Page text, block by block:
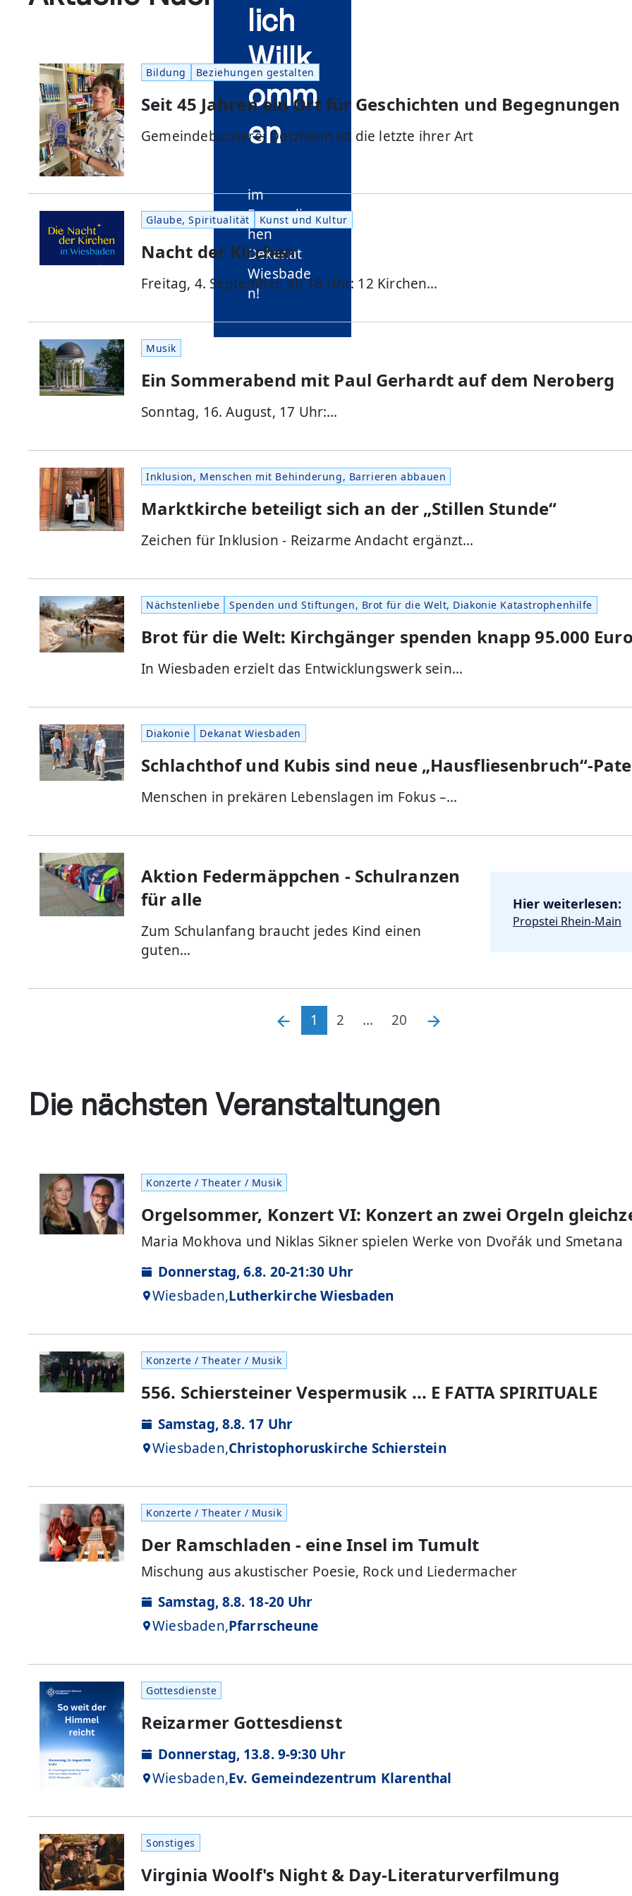
lich
Willk
omm
en
im
Evangelisc
hen
Dekanat
Wiesbade
n!
Bildung Beziehungen gestalten
Seit 45 Jahren ein Ort für Geschichten und Begegnungen
Gemeindebücherei Dotzheim ist die letzte ihrer Art
Glaube, Spiritualität Kunst und Kultur
Nacht der Kirchen
Freitag, 4. September, ab 18 Uhr: 12 Kirchen…
Musik
Ein Sommerabend mit Paul Gerhardt auf dem Neroberg
Sonntag, 16. August, 17 Uhr:…
Inklusion, Menschen mit Behinderung, Barrieren abbauen
Marktkirche beteiligt sich an der „Stillen Stunde“
Zeichen für Inklusion - Reizarme Andacht ergänzt…
Nächstenliebe Spenden und Stiftungen, Brot für die Welt, Diakonie Katastrophenhilfe
Brot für die Welt: Kirchgänger spenden knapp 95.000
In Wiesbaden erzielt das Entwicklungswerk sein…
Diakonie Dekanat Wiesbaden
Schlachthof und Kubis sind neue „Hausfliesenbruch“-
Menschen in prekären Lebenslagen im Fokus –…
Aktion Federmäppchen - Schulranzen
für alle
Zum Schulanfang braucht jedes Kind einen
guten…
Hier weiterlesen:
Propstei Rhein-Main
1 2 ... 20
Die nächsten Veranstaltungen
Konzerte / Theater / Musik
Orgelsommer, Konzert VI: Konzert an zwei Orgeln
Maria Mokhova und Niklas Sikner spielen Werke von Dvořák und Smetana
Donnerstag, 6.8. 20-21:30 Uhr
Wiesbaden,Lutherkirche Wiesbaden
Konzerte / Theater / Musik
556. Schiersteiner Vespermusik ... E FATTA SPIRITUALE
Samstag, 8.8. 17 Uhr
Wiesbaden,Christophoruskirche Schierstein
Konzerte / Theater / Musik
Der Ramschladen - eine Insel im Tumult
Mischung aus akustischer Poesie, Rock und Liedermacher
Samstag, 8.8. 18-20 Uhr
Wiesbaden,Pfarrscheune
Gottesdienste
Reizarmer Gottesdienst
Donnerstag, 13.8. 9-9:30 Uhr
Wiesbaden,Ev. Gemeindezentrum Klarenthal
Sonstiges
Virginia Woolf's Night & Day-Literaturverfilmung